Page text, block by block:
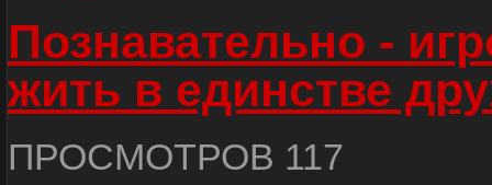
Познавательно -
жить в единстве
ПРОСМОТРОВ 117